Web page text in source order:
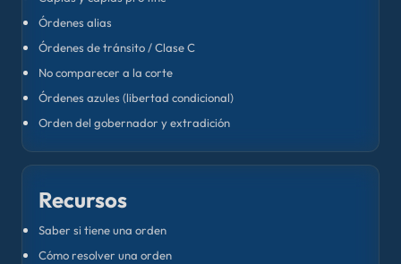
Órdenes alias
Órdenes de tránsito / Clase C
No comparecer a la corte
Órdenes azules (libertad condicional)
Orden del gobernador y extradición
Recursos
Saber si tiene una orden
Cómo resolver una orden